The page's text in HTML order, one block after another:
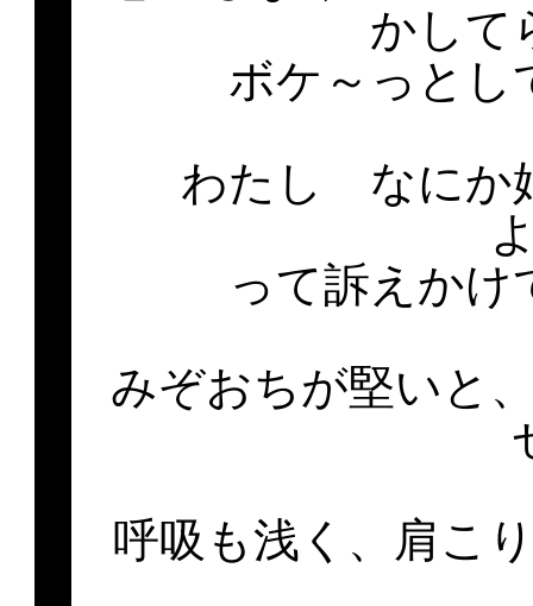
かして
ボケ～っとし
わたし なにか
って訴えかけ
みぞおちが堅いと
呼吸も浅く、肩こ